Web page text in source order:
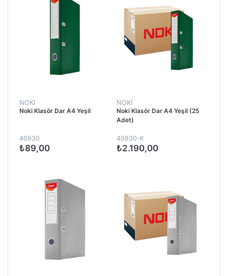
NOKI
Noki Klasör Dar A4 Yeşil
40930
₺89,00
NOKI
Noki Klasör Dar A4 Yeşil (25
Adet)
40930-K
₺2.190,00